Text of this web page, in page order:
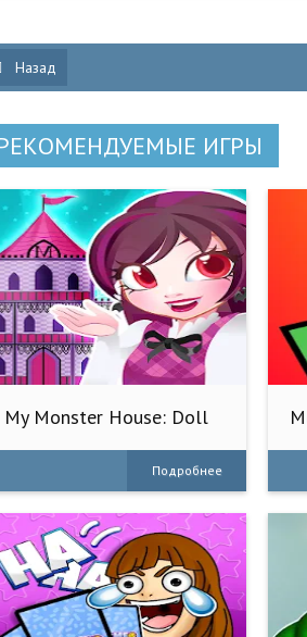
Назад
ИГРЫ
My Monster House: Doll
Подробнее